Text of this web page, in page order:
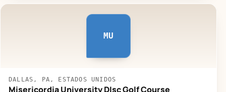
MU
DALLAS, PA, ESTADOS UNIDOS
Misericordia University DIsc Golf Course